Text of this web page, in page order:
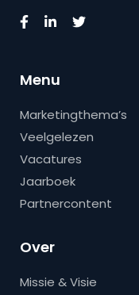
Menu
Marketingthema’s
Veelgelezen
Vacatures
Jaarboek
Partnercontent
Over
Missie & Visie